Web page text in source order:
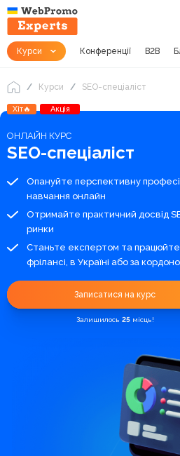
Курси Конференції B2B
Курси SEO-спеціаліст
Хіт🔥 Акція
ОНЛАЙН КУРС
SEO-спеціаліст
Опануйте перспективну
навчання онлайн
Отримайте практичний досвід
ринки
Станьте експертом та працюйте
фрілансі, в Україні або за
Записатися на курс
Залишилось 25місць!